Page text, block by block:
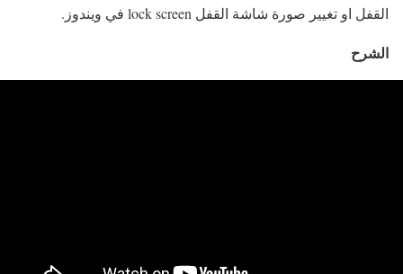
القفل او تغيير صورة شاشة القفل lock screen في ويندوز.
الشرح